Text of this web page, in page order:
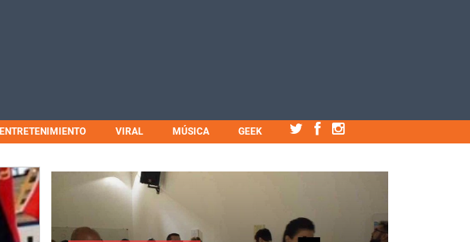
ENTRETENIMIENTO VIRAL MÚSICA GEEK